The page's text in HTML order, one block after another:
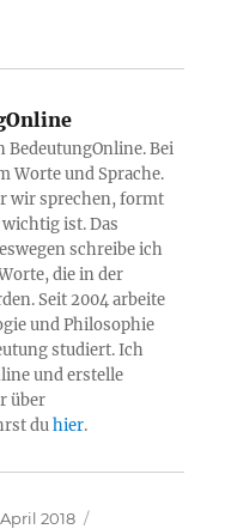
Bei
Worte und Sprache.
wir sprechen, formt
ist. Das
schreibe ich
die in der
Seit 2004 arbeite
und Philosophie
studiert. Ich
und erstelle
über
duhier.
April 2018